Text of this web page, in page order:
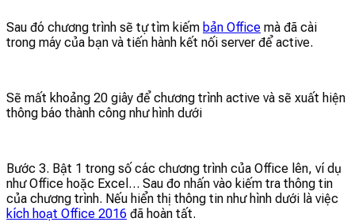
Sau đó chương trình sẽ tự tìm kiếm bản Office mà đã cài
trong máy của bạn và tiến hành kết nối server để active.
Sẽ mất khoảng 20 giây để chương trình active và sẽ xuất hiện
thông báo thành công như hình dưới
Bước 3. Bật 1 trong số các chương trình của Office lên, ví dụ
như Office hoặc Excel… Sau đo nhấn vào kiếm tra thông tin
của chương trình. Nếu hiển thị thông tin như hình dưới là việc
kích hoạt Office 2016 đã hoàn tất.